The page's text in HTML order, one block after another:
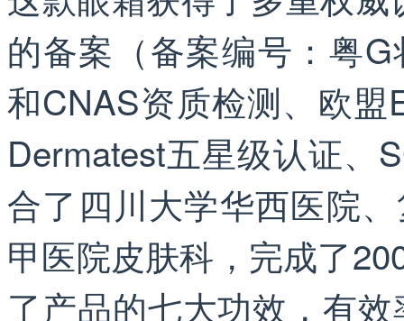
的备案（备案编号：粤
和CNAS资质检测、欧
Dermatest五星级认证、
合了四川大学华西医院
甲医院皮肤科，完成了
了产品的七大功效，有